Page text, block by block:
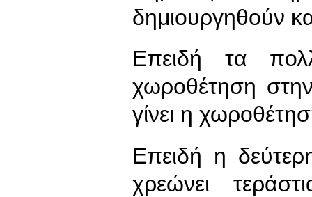
δημιουργηθούν
Επειδή τα
χωροθέτηση
γίνει η
Επειδή η
χρεώνει